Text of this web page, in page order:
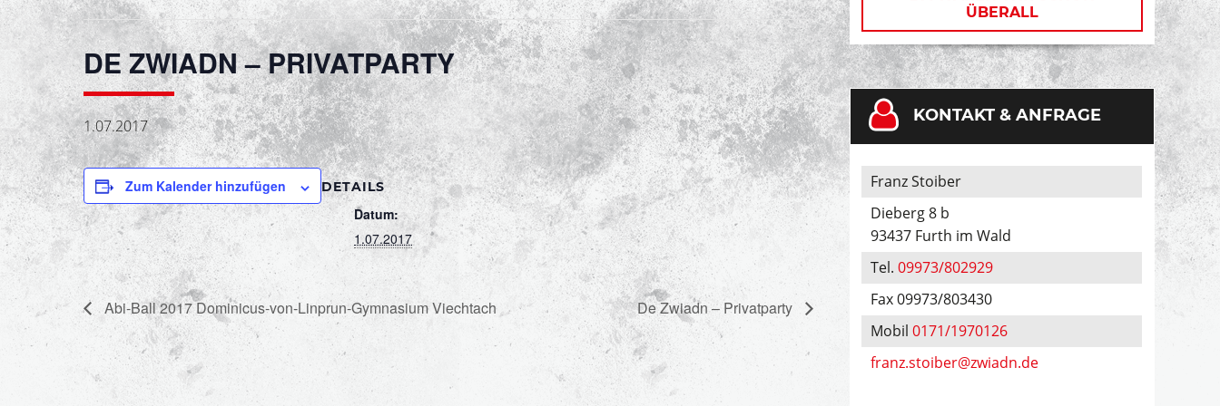
DE ZWIADN – PRIVATPARTY
1.07.2017
Zum Kalender hinzufügen DETAILS
Datum:
1.07.2017
Abi-Ball 2017 Dominicus-von-Linprun-Gymnasium Viechtach De Zwiadn – Privatparty
ÜBERALL
KONTAKT & ANFRAGE
Franz Stoiber
Dieberg 8 b
93437 Furth im Wald
Tel.09973/802929
Fax 09973/803430
Mobil0171/1970126
franz.stoiber@zwiadn.de